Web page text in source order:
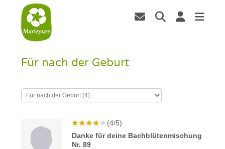
Für nach der Geburt
(4/5)
Danke für deine Bachblütenmischung
Nr. 89